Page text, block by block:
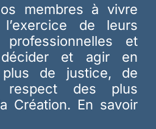
membres à vivre
de leurs
professionnelles et
et agir en
de justice, de
respect des plus
Création. En savoir